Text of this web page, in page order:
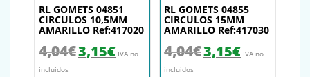
RL GOMETS 04851
CIRCULOS 10,5MM
AMARILLO Ref:417020
4,04€ El precio original era: 4,04€.
3,15€El precio actual es: 3,15€.
IVA no
incluidos
RL GOMETS 04855
CIRCULOS 15MM
AMARILLO Ref:417030
4,04€ El precio original era: 4,04€.
3,15€El precio actual
IVA no
incluidos